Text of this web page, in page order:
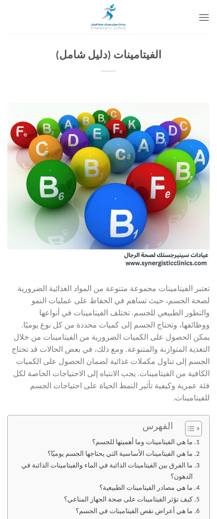
للمحتوى
الفيتامينات (دليل شامل)
تعتبر الفيتامينات مجموعة متنوعة من المواد الغذائية الضرورية
لصحة الجسم، حيث تساهم في الحفاظ على عمليات النمو
والتطور الطبيعي للجسم. تختلف الفيتامينات في أنواعها
ووظائفها، وتحتاج الجسم إلى كميات محددة من كل نوع يوميًا.
يمكن الحصول على الكميات الضرورية من الفيتامينات من خلال
التغذية المتوازنة والمتنوعة. ومع ذلك، في بعض الحالات قد تحتاج
الجسم إلى تناول مكملات غذائية لضمان الحصول على الكميات
الكافية من الفيتامينات. يجب الانتباه إلى الاحتياجات الخاصة لكل
فئة عمرية وكيفية تأثير النمط الحياة على احتياجات الجسم
للفيتامينات.
الفهرس
ما هي الفيتامينات وما أهميتها للجسم؟
ما هي الفيتامينات الأساسية التي يحتاجها الجسم يوميًا؟
ما الفرق بين الفيتامينات الذائبة في الماء والفيتامينات الذائبة في
الدهون؟
ما هي مصادر الفيتامينات الطبيعية؟
كيف تؤثر الفيتامينات على صحة الجهاز المناعي؟
ما هي أعراض نقص الفيتامينات في الجسم؟